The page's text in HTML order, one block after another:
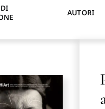
AUTORI